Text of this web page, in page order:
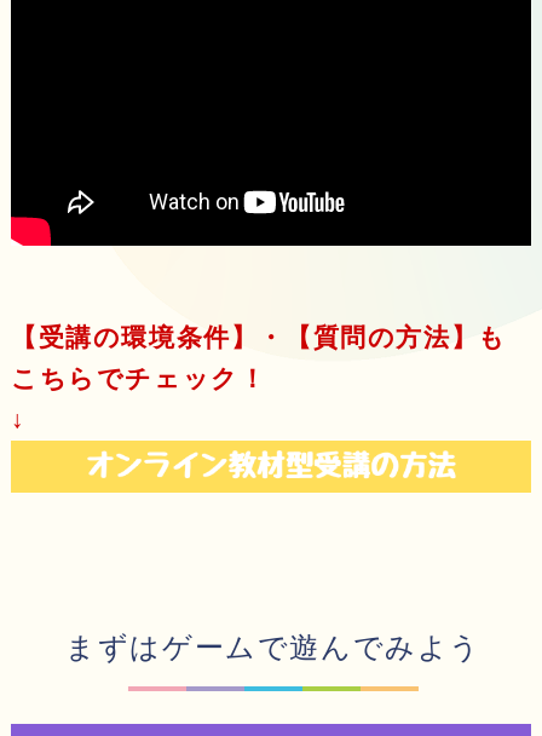
【受講の環境条件】・【質問の方法】も
こちらでチェック！
↓
まずはゲームで遊んでみよう